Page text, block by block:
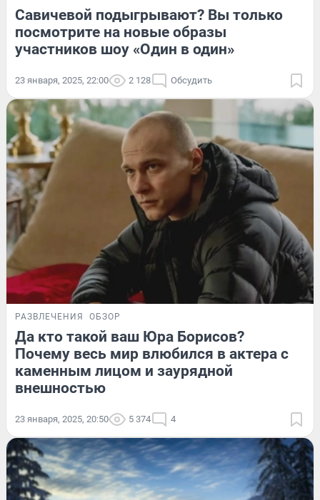
Савичевой подыгрывают? Вы только
посмотрите на новые образы
участников шоу «Один в один»
23 января, 2025, 22:00 2 128 Обсудить
РАЗВЛЕЧЕНИЯ ОБЗОР
Да кто такой ваш Юра Борисов?
Почему весь мир влюбился в актера с
каменным лицом и заурядной
внешностью
23 января, 2025, 20:50 5 374 4